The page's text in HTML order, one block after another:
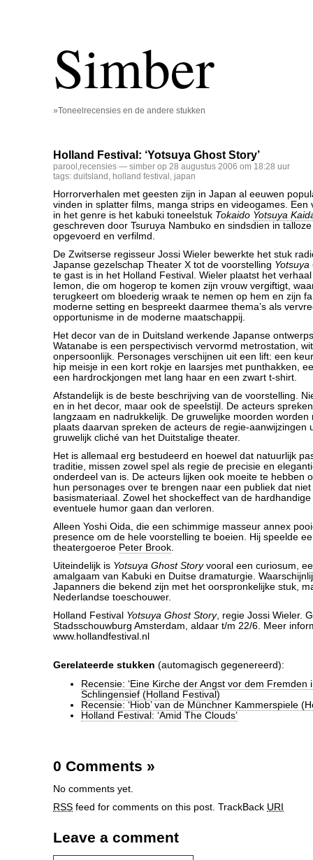
Simber
»Toneelrecensies en de andere stukken
Holland Festival: ‘Yotsuya Ghost Story’
parool ,recensies — simber op 28 augustus 2006 om 18:28 uur
tags: duitsland , holland festival , japan
Horrorverhalen met geesten zijn in Japan al eeuwen
vinden in splatter films, manga strips en videogames. Een
in het genre is het kabuki toneelstuk Tokaido Yotsuya
geschreven door Tsuruya Nambuko en sindsdien in
opgevoerd en verfilmd.
De Zwitserse regisseur Jossi Wieler bewerkte het stuk
Japanse gezelschap Theater X tot de voorstelling Yotsuya
te gast is in het Holland Festival. Wieler plaatst het
Iemon, die om hogerop te komen zijn vrouw vergiftigt,
terugkeert om bloederig wraak te nemen op hem en zijn
moderne setting en bespreekt daarmee thema’s als
opportunisme in de moderne maatschappij.
Het decor van de in Duitsland werkende Japanse
Watanabe is een perspectivisch vervormd metrostation,
onpersoonlijk. Personages verschijnen uit een lift: een
hip meisje in een kort rokje en laarsjes met punthakken,
een hardrockjongen met lang haar en een zwart t-shirt.
Afstandelijk is de beste beschrijving van de voorstelling.
en in het decor, maar ook de speelstijl. De acteurs
langzaam en nadrukkelijk. De gruwelijke moorden worden
plaats daarvan spreken de acteurs de regie-aanwijzingen
gruwelijk cliché van het Duitstalige theater.
Het is allemaal erg bestudeerd en hoewel dat natuurlijk
traditie, missen zowel spel als regie de precisie en
onderdeel van is. De acteurs lijken ook moeite te hebben
hun personages over te brengen naar een publiek dat
basismateriaal. Zowel het shockeffect van de
eventuele humor gaan dan verloren.
Alleen Yoshi Oida, die een schimmige masseur annex
presence om de hele voorstelling te boeien. Hij speelde
theatergoeroe Peter Brook.
Uiteindelijk is Yotsuya Ghost Storyvooral een curiosum,
amalgaam van Kabuki en Duitse dramaturgie.
Japanners die bekend zijn met het oorspronkelijke stuk,
Nederlandse toeschouwer.
Holland Festival Yotsuya Ghost Story, regie Jossi Wieler.
Stadsschouwburg Amsterdam, aldaar t/m 22/6. Meer
www.hollandfestival.nl
Gerelateerde stukken (automagisch gegenereerd):
Recensie: ‘Eine Kirche der Angst vor dem Fremden
Schlingensief (Holland Festival)
Recensie: ‘Hiob’ van de Münchner Kammerspiele
Holland Festival: ‘Amid The Clouds’
0 Comments »
No comments yet.
RSS feed for comments on this post. TrackBack URI
Leave a comment